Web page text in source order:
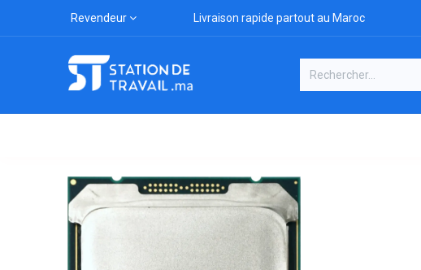
Revendeur Livraison rapide partout au Maroc